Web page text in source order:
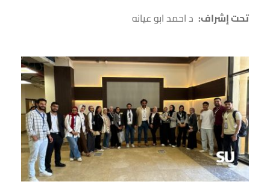
تحت إشراف: د احمد ابو عيانه